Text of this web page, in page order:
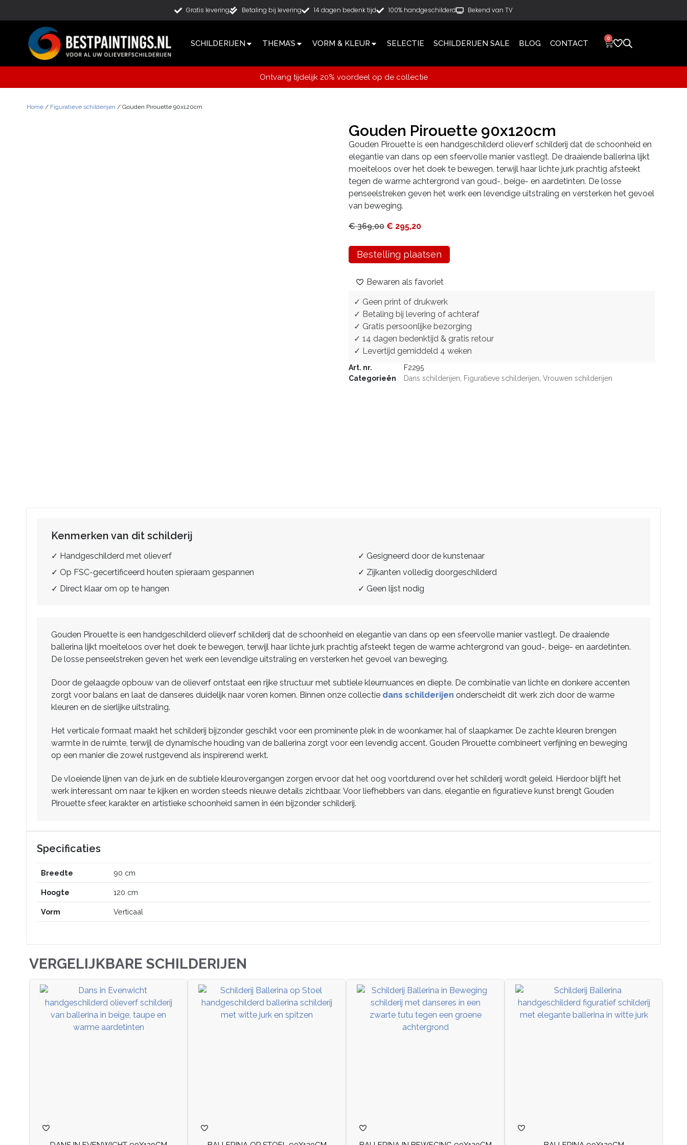
Gratis levering Betaling bij levering 14 dagen bedenk tijd 100% handgeschilderd Bekend van TV
SCHILDERIJEN THEMA’S VORM & KLEUR SELECTIE SCHILDERIJEN SALE BLOG CONTACT
0
Ontvang tijdelijk 20% voordeel op de collectie
Home / Figuratieve schilderijen / Gouden Pirouette 90x120cm
Gouden Pirouette 90x120cm
Gouden Pirouette is een handgeschilderd olieverf schilderij dat de schoonheid en
elegantie van dans op een sfeervolle manier vastlegt. De draaiende ballerina lijkt
moeiteloos over het doek te bewegen, terwijl haar lichte jurk prachtig afsteekt
tegen de warme achtergrond van goud-, beige- en aardetinten. De losse
penseelstreken geven het werk een levendige uitstraling en versterken het gevoel
van beweging.
€369,00 € 295,20
Bestelling plaatsen
Bewaren als favoriet
✓ Geen print of drukwerk
✓ Betaling bij levering of achteraf
✓ Gratis persoonlijke bezorging
✓ 14 dagen bedenktijd & gratis retour
✓ Levertijd gemiddeld 4 weken
Art. nr.
F2295
Categorieën
Dans schilderijen Figuratieve schilderijen Vrouwen schilderijen
Kenmerken van dit schilderij
✓ Handgeschilderd met olieverf
✓ Gesigneerd door de kunstenaar
✓ Op FSC-gecertificeerd houten spieraam gespannen
✓ Zijkanten volledig doorgeschilderd
✓ Direct klaar om op te hangen
✓ Geen lijst nodig
Gouden Pirouette is een handgeschilderd olieverf schilderij dat de schoonheid en elegantie van dans op een sfeervolle manier vastlegt. De draaiende
ballerina lijkt moeiteloos over het doek te bewegen, terwijl haar lichte jurk prachtig afsteekt tegen de warme achtergrond van goud-, beige- en aardetinten.
De losse penseelstreken geven het werk een levendige uitstraling en versterken het gevoel van beweging.
Door de gelaagde opbouw van de olieverf ontstaat een rijke structuur met subtiele kleurnuances en diepte. De combinatie van lichte en donkere accenten
zorgt voor balans en laat de danseres duidelijk naar voren komen. Binnen onze collectie dans schilderijen onderscheidt dit werk zich door de warme
kleuren en de sierlijke uitstraling.
Het verticale formaat maakt het schilderij bijzonder geschikt voor een prominente plek in de woonkamer, hal of slaapkamer. De zachte kleuren brengen
warmte in de ruimte, terwijl de dynamische houding van de ballerina zorgt voor een levendig accent. Gouden Pirouette combineert verfijning en beweging
op een manier die zowel rustgevend als inspirerend werkt.
De vloeiende lijnen van de jurk en de subtiele kleurovergangen zorgen ervoor dat het oog voortdurend over het schilderij wordt geleid. Hierdoor blijft het
werk interessant om naar te kijken en worden steeds nieuwe details zichtbaar. Voor liefhebbers van dans, elegantie en figuratieve kunst brengt Gouden
Pirouette sfeer, karakter en artistieke schoonheid samen in één bijzonder schilderij.
Specificaties
Breedte 90 cm
Hoogte 120 cm
Vorm Verticaal
VERGELIJKBARE SCHILDERIJEN